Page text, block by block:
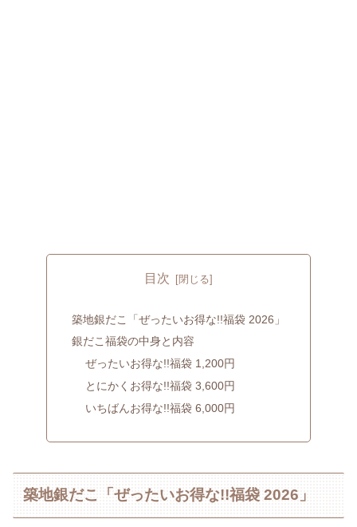
目次
築地銀だこ「ぜったいお得な!!福袋 2026」
銀だこ福袋の中身と内容
ぜったいお得な!!福袋 1,200円
とにかくお得な!!福袋 3,600円
いちばんお得な!!福袋 6,000円
築地銀だこ「ぜったいお得な!!福袋 2026」